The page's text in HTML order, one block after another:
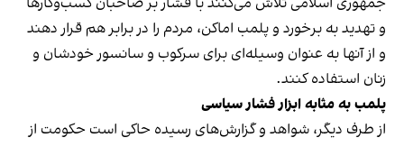
و تهدید به برخورد و پلمب اماکن، مردم را در برابر هم قرار دهند
و از آنها به عنوان وسیله‌ای برای سرکوب و سانسور خودشان و
زنان استفاده کنند.
پلمب به مثابه ابزار فشار سیاسی
از طرف دیگر، شواهد و گزارش‌های رسیده حاکی است حکومت از